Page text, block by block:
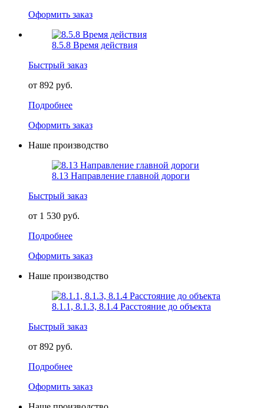
Оформить заказ
8.5.8 Время действия
Быстрый заказ
от 892 руб.
Подробнее
Оформить заказ
Наше производство
8.13 Направление главной дороги
Быстрый заказ
от 1 530 руб.
Подробнее
Оформить заказ
Наше производство
8.1.1, 8.1.3, 8.1.4 Расстояние до объекта
Быстрый заказ
от 892 руб.
Подробнее
Оформить заказ